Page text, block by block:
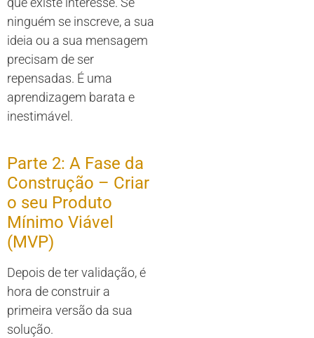
ninguém se inscreve, a sua
ideia ou a sua mensagem
precisam de ser
repensadas. É uma
aprendizagem barata e
inestimável.
Parte 2: A Fase da
Construção – Criar
o seu Produto
Mínimo Viável
(MVP)
Depois de ter validação, é
hora de construir a
primeira versão da sua
solução.